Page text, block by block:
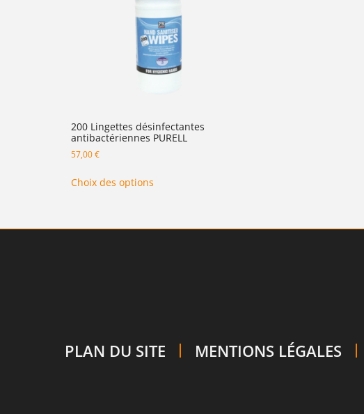
200 Lingettes désinfectantes
antibactériennes PURELL
57,00€
Choix des options
PLAN DU SITE MENTIONS LÉGALES